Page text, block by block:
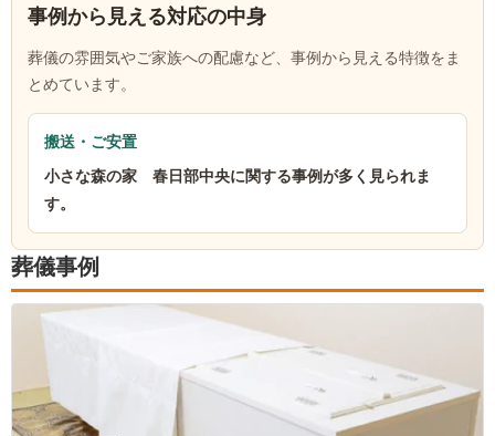
事例から見える対応の中身
葬儀の雰囲気やご家族への配慮など、事例から見える特徴をま
とめています。
搬送・ご安置
小さな森の家 春日部中央に関する事例が多く見られま
す。
葬儀事例